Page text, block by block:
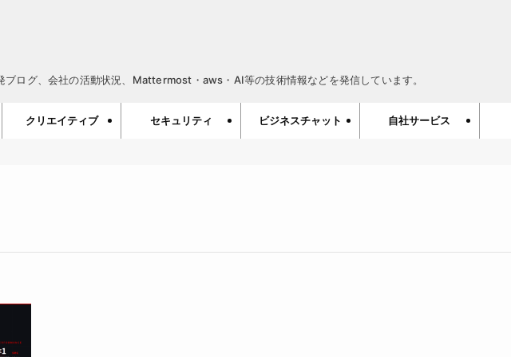
ログ、会社の活動状況、Mattermost・aws・AI等の技術情報などを発信しています。
クリエイティブ セキュリティ ビジネスチャット 自社サービス